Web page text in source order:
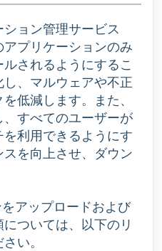
ョン管理サービス
プリケーションのみ
されるようにするこ
、マルウェアや不正
低減します。また、
すべてのユーザーが
利用できるようにす
を向上させ、ダウン
アップロードおよび
ついては、以下のリ
い。